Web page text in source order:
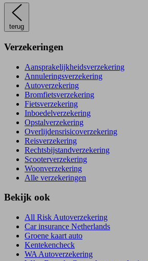
terug
Verzekeringen
Aansprakelijkheidsverzekering
Annuleringsverzekering
Autoverzekering
Bromfietsverzekering
Fietsverzekering
Inboedelverzekering
Opstalverzekering
Overlijdensrisicoverzekering
Reisverzekering
Rechtsbijstandverzekering
Scooterverzekering
Woonverzekering
Alle verzekeringen
Bekijk ook
All Risk Autoverzekering
Car insurance Netherlands
Groene kaart auto
Kentekencheck
WA Autoverzekering